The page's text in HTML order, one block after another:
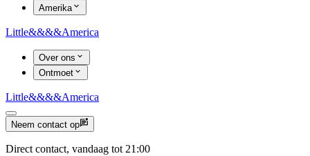
Amerika
Little&&&&America
Over ons
Ontmoet
Little&&&&America
Neem contact op
Direct contact, vandaag tot 21:00